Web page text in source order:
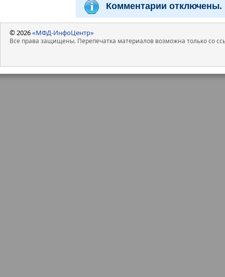
Комментарии отключены.
© 2026«МФД-ИнфоЦентр»
Все права защищены. Перепечатка материалов возможна только со